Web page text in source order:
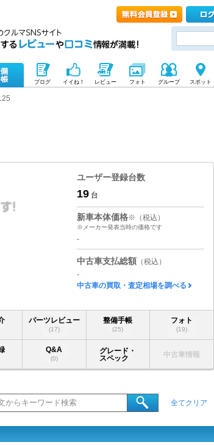
ブログ イイね！ レビュー フォト グループ スポット
ユーザー登録台数
19 台
新車本体価格※（税込）
※メーカー発表当時の価格です
-
中古車支払総額 （税込）
-
中古車の買取・査定相場を調べる
パーツレビュー
(17)
整備手帳
(25)
フォト
(19)
Q&A
(0)
グレード・
スペック
中古車情報
全てクリア